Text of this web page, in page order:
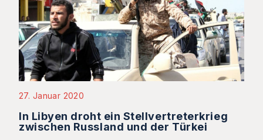
27. Januar 2020
In Libyen droht ein Stellvertreterkrieg
zwischen Russland und der Türkei